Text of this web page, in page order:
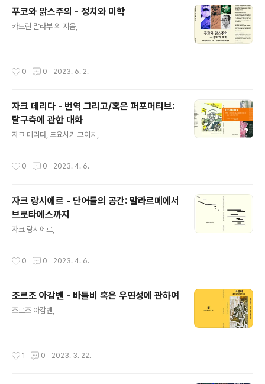
푸코와 맑스주의 - 정치와 미학
카트린 말라부 외 지음,
0 0 2023. 6. 2.
자크 데리다 - 번역 그리고/혹은 퍼포머티브:
탈구축에 관한 대화
자크 데리다, 도요사키 고이치,
0 0 2023. 4. 6.
자크 랑시에르 - 단어들의 공간: 말라르메에서
브로타에스까지
자크 랑시에르,
0 0 2023. 4. 6.
조르조 아감벤 - 바틀비 혹은 우연성에 관하여
조르조 아감벤,
1 0 2023. 3. 22.